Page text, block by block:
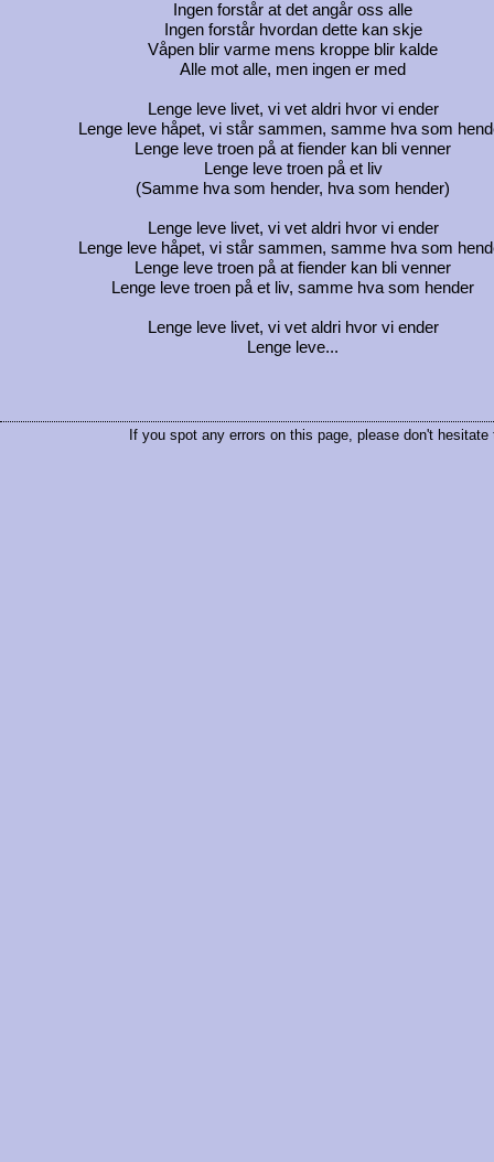
Ingen forstår at det angår oss alle
Ingen forstår hvordan dette kan skje
Våpen blir varme mens kroppe blir kalde
Alle mot alle, men ingen er med
Lenge leve livet, vi vet aldri hvor vi ender
Lenge leve håpet, vi står sammen, samme hva som
Lenge leve troen på at fiender kan bli venner
Lenge leve troen på et liv
(Samme hva som hender, hva som hender)
Lenge leve livet, vi vet aldri hvor vi ender
Lenge leve håpet, vi står sammen, samme hva som
Lenge leve troen på at fiender kan bli venner
Lenge leve troen på et liv, samme hva som hender
Lenge leve livet, vi vet aldri hvor vi ender
Lenge leve...
If you spot any errors on this page, please don't